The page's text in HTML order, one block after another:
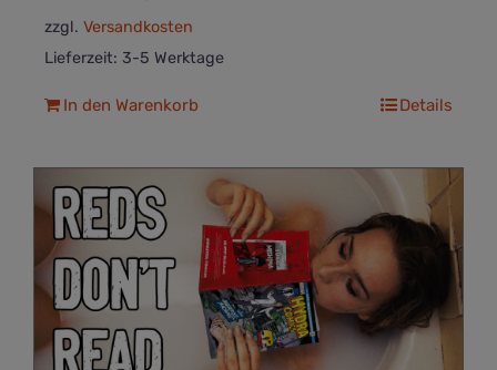
zzgl. Versandkosten
Lieferzeit: 3-5 Werktage
In den Warenkorb Details